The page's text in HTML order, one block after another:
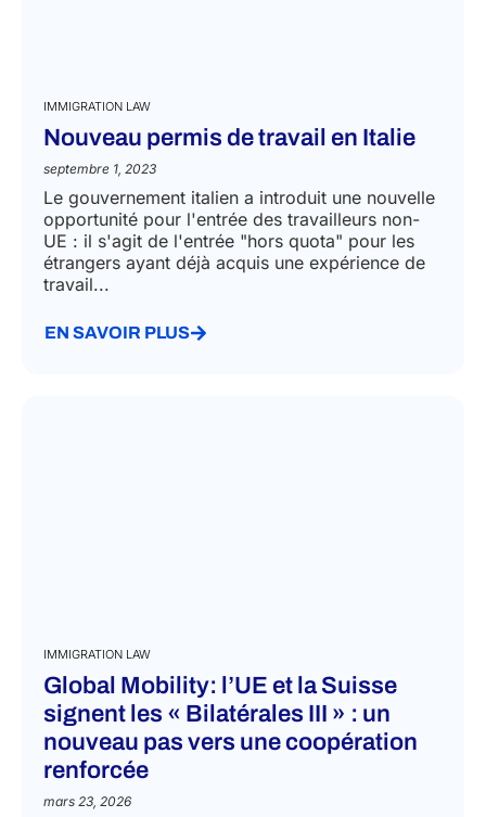
IMMIGRATION LAW
Nouveau permis de travail en Italie
septembre 1, 2023
Le gouvernement italien a introduit une nouvelle
opportunité pour l'entrée des travailleurs non-
UE : il s'agit de l'entrée "hors quota" pour les
étrangers ayant déjà acquis une expérience de
travail...
EN SAVOIR PLUS
IMMIGRATION LAW
Global Mobility: l’UE et la Suisse
signent les « Bilatérales III » : un
nouveau pas vers une coopération
renforcée
mars 23, 2026